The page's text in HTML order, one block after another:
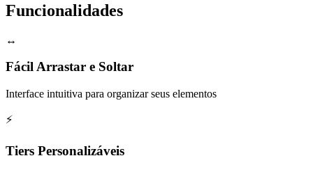
Funcionalidades
↔
Fácil Arrastar e Soltar
Interface intuitiva para organizar seus elementos
⚡
Tiers Personalizáveis